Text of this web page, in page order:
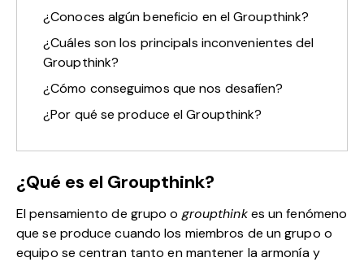
¿Conoces algún beneficio en el Groupthink?
¿Cuáles son los principals inconvenientes del
Groupthink?
¿Cómo conseguimos que nos desafíen?
¿Por qué se produce el Groupthink?
¿Qué es el Groupthink?
El pensamiento de grupo o groupthinkes un fenómeno
que se produce cuando los miembros de un grupo o
equipo se centran tanto en mantener la armonía y